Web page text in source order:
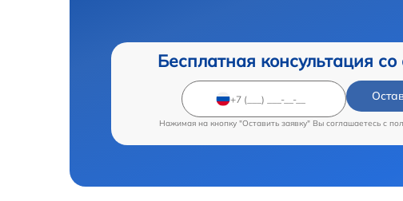
Бесплатная консультация
Нажимая на кнопку "Оставить заявку" Вы соглашаетесь c